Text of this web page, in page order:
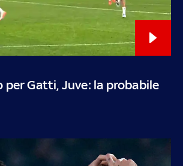
Gatti, Juve: la probabile